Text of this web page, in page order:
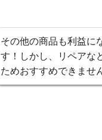
その他の商品も利益に
す！しかし、リペアな
ためおすすめできませ